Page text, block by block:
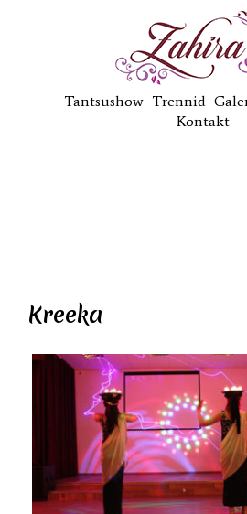
Tantsushow Trennid
Kontakt
Kreeka